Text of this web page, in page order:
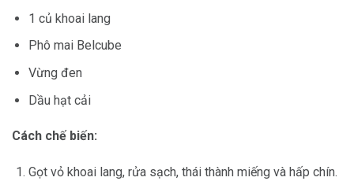
1 củ khoai lang
Phô mai Belcube
Vừng đen
Dầu hạt cải
Cách chế biến:
Gọt vỏ khoai lang, rửa sạch, thái thành miếng và hấp chín.